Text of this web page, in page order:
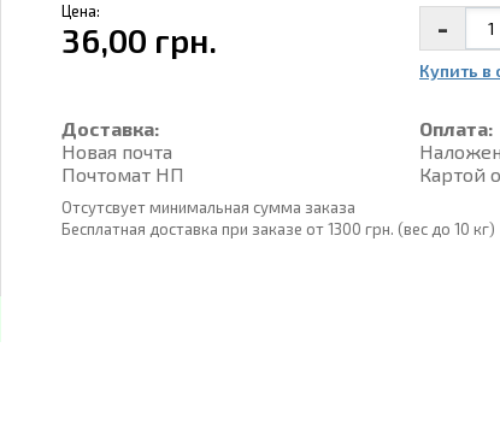
Цена:
36,00 грн. -
Купить в
Доставка:
Новая почта
Почтомат НП
Оплата:
Картой
Отсутсвует минимальная сумма заказа
Бесплатная доставка при заказе от 1300 грн. (вес до 10 кг)